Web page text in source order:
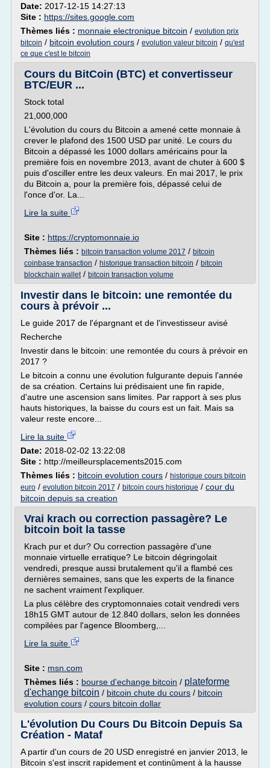
Date: 2017-12-15 14:27:13
Site : https://sites.google.com
Thèmes liés : monnaie electronique bitcoin / evolution prix
bitcoin / bitcoin evolution cours / evolution valeur bitcoin / qu'est
ce que c'est le bitcoin
Cours du BitCoin (BTC) et convertisseur
BTC/EUR ...
Stock total
21,000,000
L'évolution du cours du Bitcoin a amené cette monnaie à
crever le plafond des 1500 USD par unité. Le cours du
Bitcoin a dépassé les 1000 dollars américains pour la
première fois en novembre 2013, avant de chuter à 600 $
puis d'osciller entre les deux valeurs. En mai 2017, le prix
du Bitcoin a, pour la première fois, dépassé celui de
l'once d'or. La...
Lire la suite
Site : https://cryptomonnaie.io
Thèmes liés : bitcoin transaction volume 2017 / bitcoin
coinbase transaction / historique transaction bitcoin / bitcoin
blockchain wallet/ bitcoin transaction volume
Investir dans le bitcoin: une remontée du
cours à prévoir ...
Le guide 2017 de l'épargnant et de l'investisseur avisé
Recherche
Investir dans le bitcoin: une remontée du cours à prévoir en
2017 ?
Le bitcoin a connu une évolution fulgurante depuis l'année
de sa création. Certains lui prédisaient une fin rapide,
d'autre une ascension sans limites. Par rapport à ses plus
hauts historiques, la baisse du cours est un fait. Mais sa
valeur reste encore...
Lire la suite
Date: 2018-02-02 13:22:08
Site : http://meilleursplacements2015.com
Thèmes liés : bitcoin evolution cours / historique cours bitcoin
euro / evolution bitcoin 2017 / bitcoin cours historique / cour du
bitcoin depuis sa creation
Vrai krach ou correction passagère? Le
bitcoin boit la tasse
Krach pur et dur? Ou correction passagère d'une
monnaie virtuelle erratique? Le bitcoin dégringolait
vendredi, presque aussi brutalement qu'il a flambé ces
dernières semaines, sans que les experts de la finance
ne sachent vraiment l'expliquer.
La plus célèbre des cryptomonnaies cotait vendredi vers
18h15 GMT autour de 12.840 dollars, selon les données
compilées par l'agence Bloomberg,...
Lire la suite
Site : msn.com
Thèmes liés : bourse d'echange bitcoin / plateforme
d'echange bitcoin / bitcoin chute du cours / bitcoin
evolution cours / cours bitcoin dollar
L'évolution Du Cours Du Bitcoin Depuis Sa
Création - Mataf
A partir d'un cours de 20 USD enregistré en janvier 2013, le
Bitcoin s'est inscrit rapidement et continûment à la hausse